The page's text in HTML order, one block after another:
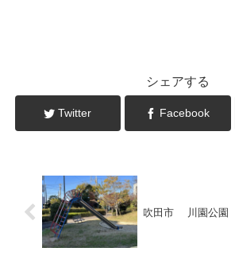
シェアする
Twitter Facebook
吹田市 川園公園